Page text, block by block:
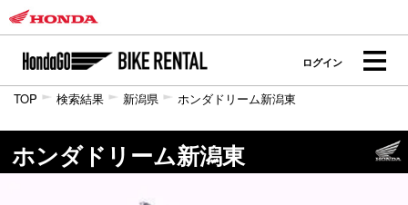
ログイン
TOP 検索結果 新潟県 ホンダドリーム新潟東
ホンダドリーム新潟東